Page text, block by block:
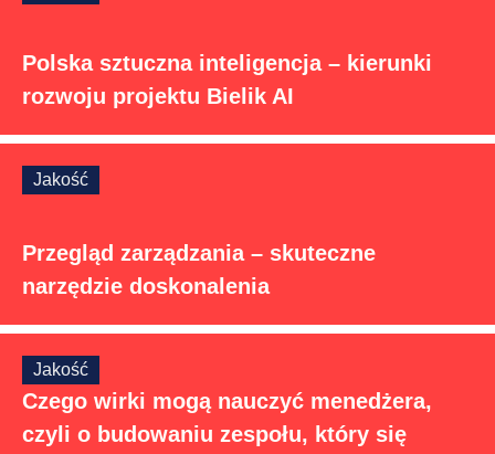
Polska sztuczna inteligencja – kierunki
rozwoju projektu Bielik AI
Jakość
Przegląd zarządzania – skuteczne
narzędzie doskonalenia
Jakość
Czego wirki mogą nauczyć menedżera,
czyli o budowaniu zespołu, który się